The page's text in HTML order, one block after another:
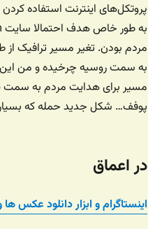
مردم بودن. تغیر مسیر ترافیک
به سمت روسیه چرخیده و من این
مسیر برای هدایت مردم به سمت
پوفف… شکل جدید حمله که
در اعماق
اینستاگرام و ابزار دانلود عکس